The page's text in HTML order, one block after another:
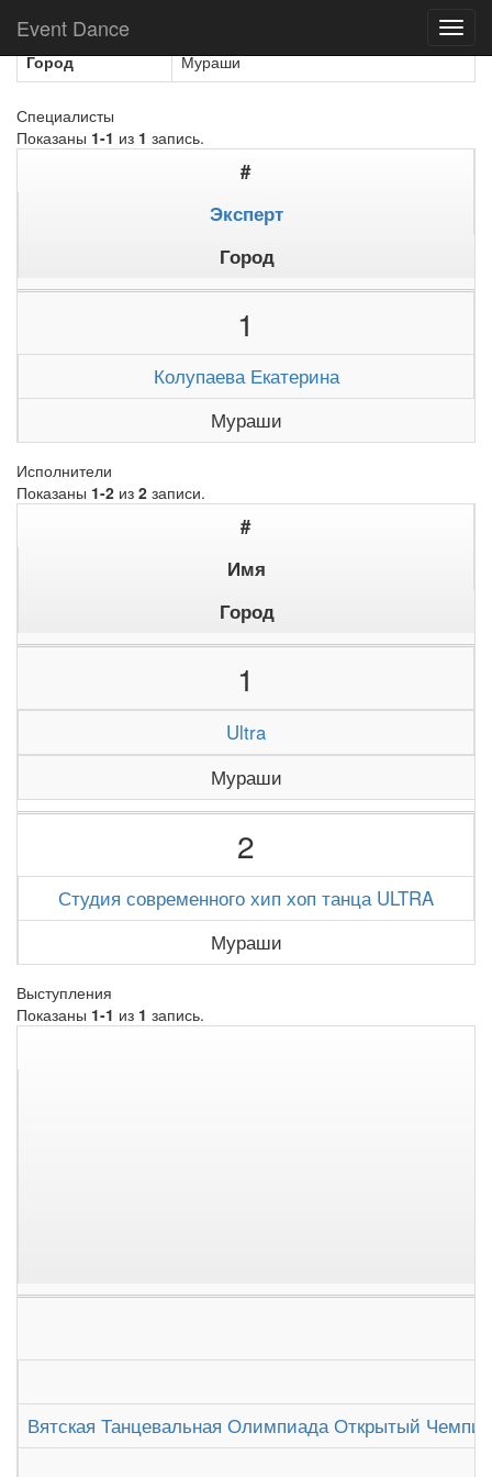
Event Dance
Название
Город
Мураши
Специалисты
Показаны 1-1 из 1 запись.
#
Эксперт
Город
1
Колупаева Екатерина
Мураши
Исполнители
Показаны 1-2 из 2 записи.
#
Имя
Город
1
Ultra
Мураши
2
Студия современного хип хоп танца ULTRA
Мураши
Выступления
Показаны 1-1 из 1 запись.
Вятская Танцевальная Олимпиада Открытый